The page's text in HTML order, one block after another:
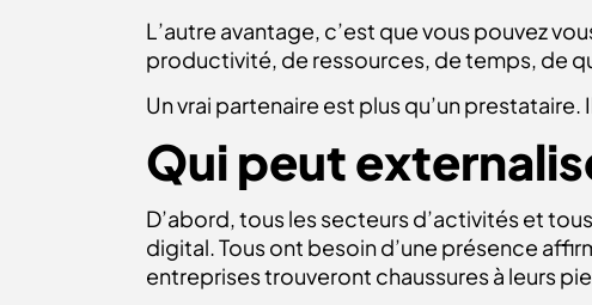
L’autre avantage, c’est que vous pouvez
productivité, de ressources, de temps, de
Un vrai partenaire est plus qu’un
Qui peut
D’abord, tous les secteurs d’activités et
digital. Tous ont besoin d’une présence
entreprises trouveront chaussures à leurs